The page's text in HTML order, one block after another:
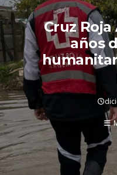
Cruz
años